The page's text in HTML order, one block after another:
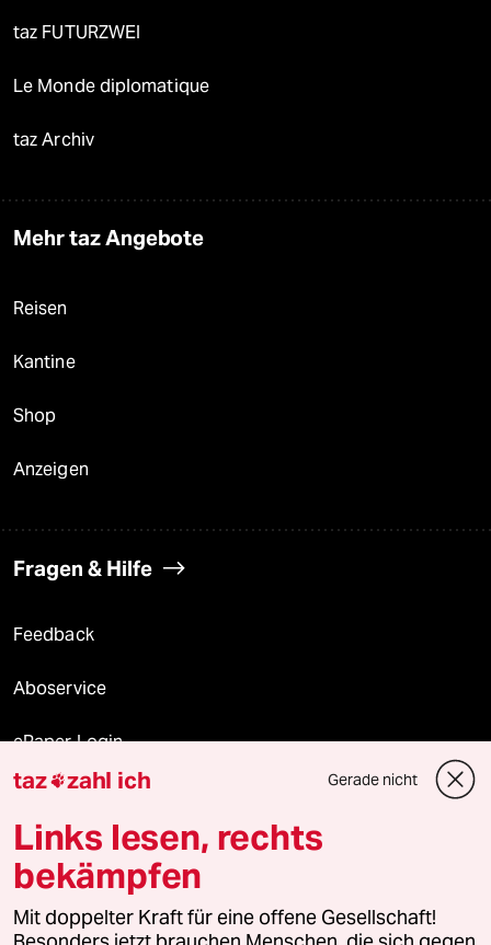
taz FUTURZWEI
Le Monde diplomatique
taz Archiv
Mehr taz Angebote
Reisen
Kantine
Shop
Anzeigen
Fragen & Hilfe
Feedback
Aboservice
ePaper Login
Downloads für Abonnierende
© 2026 taz Verlags und Vertriebs GmbH
Alle Rechte vorbehalten. Bei rechtlichen Fragen oder für Genehmigungen
wenden Sie sich bitte an
lizenzen@taz.de
taz zahl ich Gerade nicht
Links lesen, rechts
bekämpfen
Mit doppelter Kraft für eine offene Gesellschaft!